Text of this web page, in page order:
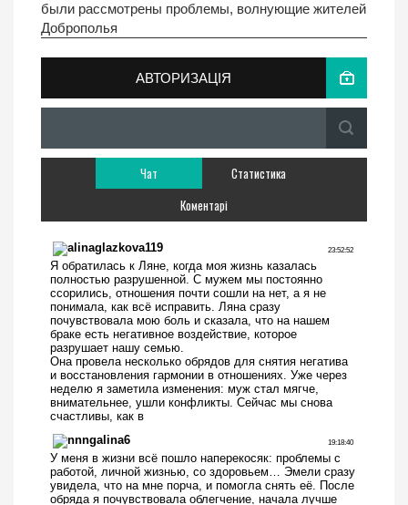
были рассмотрены проблемы, волнующие жителей
Доброполья
АВТОРИЗАЦІЯ
Чат
Статистика
Коментарі